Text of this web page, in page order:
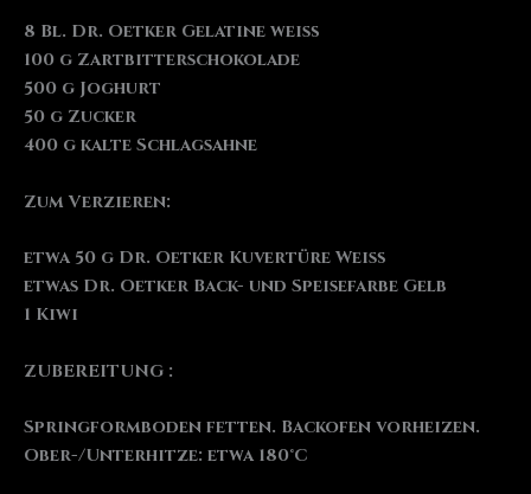
8 Bl. Dr. Oetker Gelatine weiß
100 g Zartbitterschokolade
500 g Joghurt
50 g Zucker
400 g kalte Schlagsahne
Zum Verzieren:
etwa 50 g Dr. Oetker Kuvertüre Weiß
etwas Dr. Oetker Back- und Speisefarbe Gelb
1 Kiwi
ZUBEREITUNG :
Springformboden fetten. Backofen vorheizen.
Ober-/Unterhitze: etwa 180°C